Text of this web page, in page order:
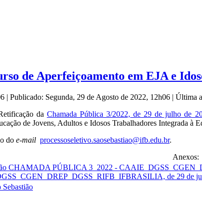
de Aperfeiçoamento em EJA e
| Publicado: Segunda, 29 de Agosto de 2022, 12h06 | Última
da Chamada Pública 3/2022, de 29 de julho de
de Jovens, Adultos e Idosos Trabalhadores Integrada à
do e-mail processoseletivo.saosebastiao@ifb.edu.br.
Anexos:
de 29 de